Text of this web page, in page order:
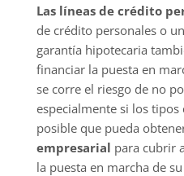
Las líneas de crédito
de crédito personales o
garantía hipotecaria
financiar la puesta en
se corre el riesgo de no
especialmente si los tipos
posible que pueda
empresarial para cubrir
la puesta en marcha de